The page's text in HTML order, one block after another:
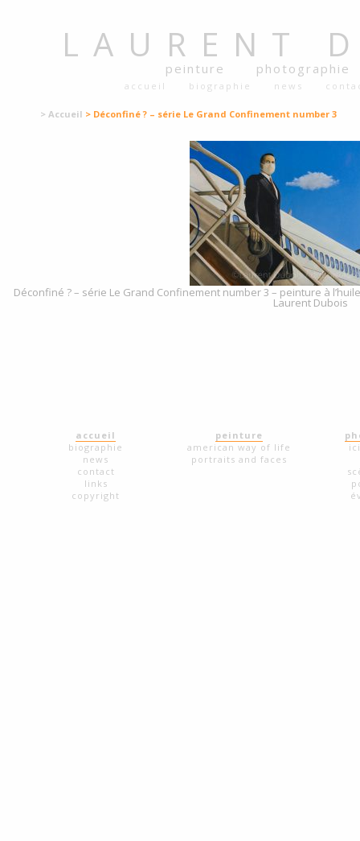
LAURENT
peinture photographie
accueil biographie news
> Accueil > Déconfiné ? – série Le Grand Confinement number 3
Déconfiné ? – série Le Grand Confinement number 3 – peinture à
Laurent Dubois
accueil
biographie
news
contact
links
copyright
peinture
american way of life
portraits and faces